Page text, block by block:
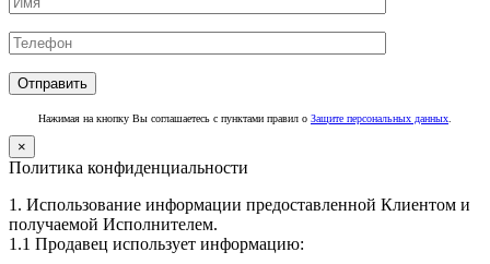
Нажимая на кнопку Вы соглашаетесь с пунктами правил о Защите персональных данных
×
Политика конфиденциальности
1. Использование информации предоставленной Клиентом и
получаемой Исполнителем.
1.1 Продавец использует информацию: